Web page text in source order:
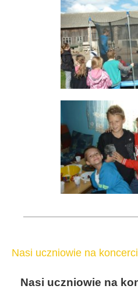
Nasi uczniowie na
Nasi uczniowie na